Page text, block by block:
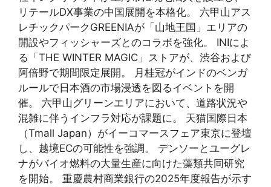
リテールDX事業の中国展開を本格化。 六甲山アス
レチックパークGREENIAが「山地王国」エリアの
開設やフィッシャーズとのコラボを強化。 INIによ
る「THE WINTER MAGIC」ストアが、渋谷および
阿倍野で期間限定展開。 月桂冠がインドのベンガ
ルールで日本酒の市場浸透を図るイベントを開
催。 六甲山グリーンエリアにおいて、道路状況や
混雑に伴うインフラ対応が課題に。 天猫国際日本
（Tmall Japan）がイーコマースフェア東京に登壇
し、越境ECの可能性を強調。 デンソーとユーグレ
ナがバイオ燃料の大量生産に向けた藻類共同研究
を開始。 重慶農村商業銀行の2025年度報告が示す